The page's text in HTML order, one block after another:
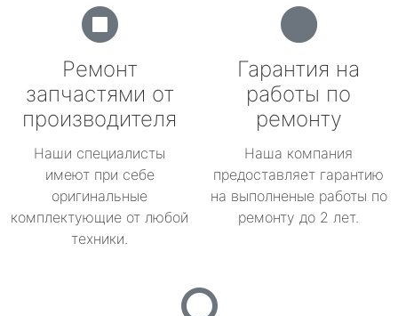
Ремонт
запчастями от
производителя
Наши специалисты
имеют при себе
оригинальные
комплектующие от любой
техники.
Гарантия на
работы по
ремонту
Наша компания
предоставляет гарантию
на выполненые работы по
ремонту до 2 лет.